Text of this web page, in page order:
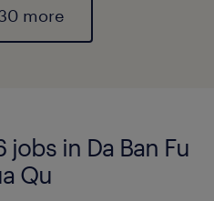
more
in Da Ban Fu
Qu